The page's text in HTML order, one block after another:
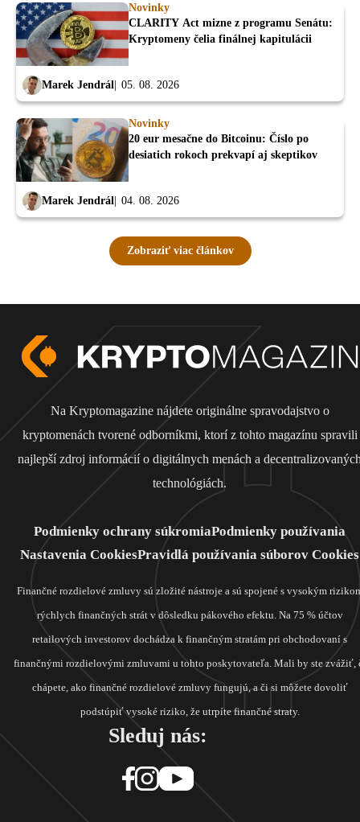
Novinky
CLARITY Act mizne z programu Senátu:
Kryptomeny čelia finálnej kapitulácii
Marek Jendrál 05. 08. 2026
Novinky
20 eur mesačne do Bitcoinu: Číslo po
desiatich rokoch prekvapí aj skeptikov
Marek Jendrál 04. 08. 2026
Zobraziť viac článkov
Na Kryptomagazine nájdete originálne spravodajstvo o
kryptomenách tvorené odborníkmi, ktorí z tohto magazínu spravili
najlepší zdroj informácií o digitálnych menách a
technológiách.
Podmienky ochrany súkromiaPodmienky používania
Nastavenia CookiesPravidlá používania súborov Cookies
Finančné rozdielové zmluvy sú zložité nástroje a sú spojené s vysokým
rýchlych finančných strát v dôsledku pákového efektu. Na 75 % účtov
retailových investorov dochádza k finančným stratám pri obchodovaní s
finančnými rozdielovými zmluvami u tohto poskytovateľa. Mali by ste zvážiť,
chápete, ako finančné rozdielové zmluvy fungujú, a či si môžete dovoliť
podstúpiť vysoké riziko, že utrpíte finančné straty.
Sleduj nás: